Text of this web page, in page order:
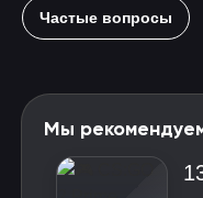
Частые вопросы
Мы